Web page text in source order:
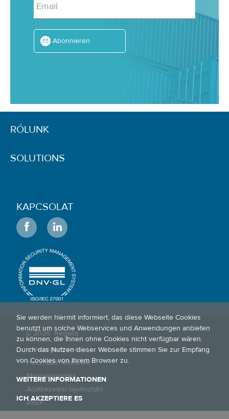
Email
Abonnieren
RÓLUNK
SOLUTIONS
KAPCSOLAT
© 2026 Régens
www.regens.com
Használati feltételek
Minőségpolitika
Adatkezelési tájékoztató
ÁSZF
Sie werden hiermit informiert, das diese Webseite Cookies
benutzt um solche Webservices und Anwendungen anbieten
zu können, die Ihnen ohne Cookies nicht verfügbar wären.
Durch das Nutzen dieser Webseite stimmen Sie zur Empfang
von Cookies von Ihrem Browser zu.
WEITERE INFORMATIONEN
ICH AKZEPTIERE ES